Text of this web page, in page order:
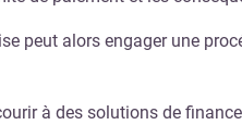
peut alors engager une
à des solutions de